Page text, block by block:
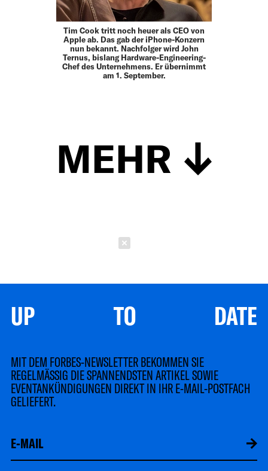
Tim Cook tritt noch heuer als CEO von
Apple ab. Das gab der iPhone-Konzern
nun bekannt. Nachfolger wird John
Ternus, bislang Hardware-Engineering-
Chef des Unternehmens. Er übernimmt
am 1. September.
MEHR
UP TO DATE
MIT DEM FORBES-NEWSLETTER BEKOMMEN SIE
REGELMÄSSIG DIE SPANNENDSTEN ARTIKEL SOWIE
EVENTANKÜNDIGUNGEN DIREKT IN IHR E-MAIL-POSTFACH
GELIEFERT.